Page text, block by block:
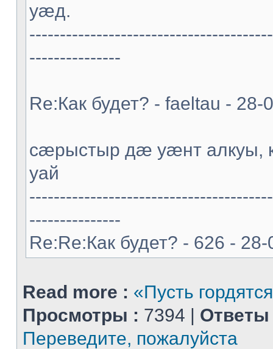
уæд.
---------------
Re:Как будет? - faeltau - 28-
cæрыстыр дæ уæнт
уай
---------------
Re:Re:Как будет? - 626 -
Read more : «Пусть
Просмотры : 7394 | Ответы
Переведите, пожалуйста